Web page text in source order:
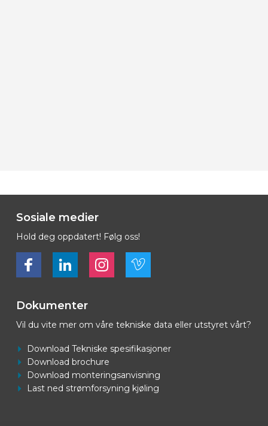
Sosiale medier
Hold deg oppdatert! Følg oss!
Bekijk ons op FacebookBekijk ons op LinkedInBekijk ons op LinkedInBekijk ons op Vimeo
Dokumenter
Vil du vite mer om våre tekniske data eller utstyret vårt?
Download Tekniske spesifikasjoner
Download brochure
Download monteringsanvisning
Last ned strømforsyning kjøling